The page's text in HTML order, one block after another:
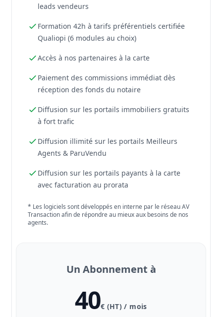
leads vendeurs
Formation 42h à tarifs préférentiels certifiée
Qualiopi (6 modules au choix)
Accès à nos partenaires à la carte
Paiement des commissions immédiat dès
réception des fonds du notaire
Diffusion sur les portails immobiliers gratuits
à fort trafic
Diffusion illimité sur les portails Meilleurs
Agents & ParuVendu
Diffusion sur les portails payants à la carte
avec facturation au prorata
* Les logiciels sont développés en interne par le réseau AV
Transaction afin de répondre au mieux aux besoins de nos
agents.
Un Abonnement à
40€ (HT) / mois